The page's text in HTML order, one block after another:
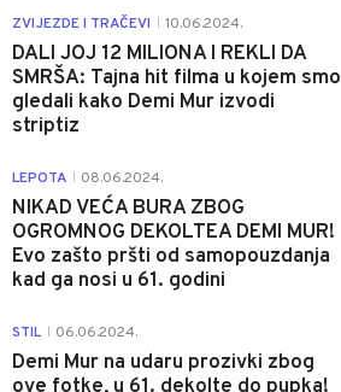
ZVIJEZDE I TRAČEVI 10.06.2024.
DALI JOJ 12 MILIONA I REKLI DA
SMRŠA: Tajna hit filma u kojem smo
gledali kako Demi Mur izvodi
striptiz
LEPOTA 08.06.2024.
NIKAD VEĆA BURA ZBOG
OGROMNOG DEKOLTEA DEMI MUR!
Evo zašto pršti od samopouzdanja
kad ga nosi u 61. godini
STIL 06.06.2024.
Demi Mur na udaru prozivki zbog